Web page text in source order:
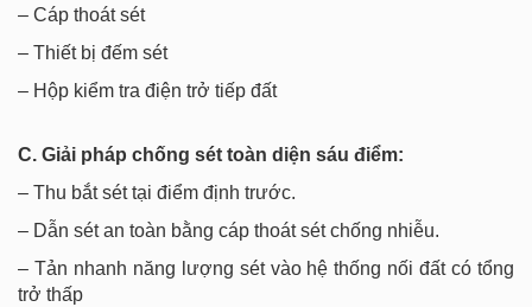
– Cáp thoát sét
– Thiết bị đếm sét
– Hộp kiểm tra điện trở tiếp đất
C. Giải pháp chống sét toàn diện sáu điểm:
– Thu bắt sét tại điểm định trước.
– Dẫn sét an toàn bằng cáp thoát sét chống nhiễu.
– Tản nhanh năng lượng sét vào hệ thống nối đất có tổng
trở thấp